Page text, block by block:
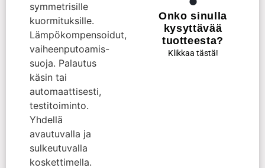
symmetrisille
kuormituksille.
Lämpökompensoidut,
vaiheenputoamis-
suoja. Palautus
käsin tai
automaattisesti,
testitoiminto.
Yhdellä
avautuvalla ja
sulkeutuvalla
koskettimella.
Onko sinulla
kysyttävää
tuotteesta?
Klikkaa tästä!